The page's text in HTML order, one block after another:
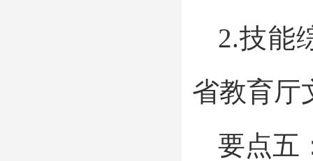
2.技能
省教育厅
要点